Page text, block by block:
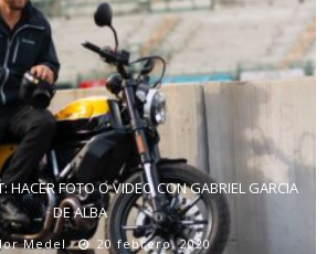
HACER FOTO O VIDEO CON GABRIEL GARCIA
DE ALBA
Medel 20 febrero, 2020